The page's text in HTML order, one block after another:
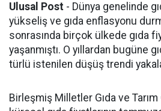
Ulusal Post - Dünya genelinde
yükseliş ve gıda enflasyonu
sonrasında birçok ülkede gıda
yaşanmıştı. O yıllardan bugüne
türlü istenilen düşüş trendi
Birleşmiş Milletler Gıda ve